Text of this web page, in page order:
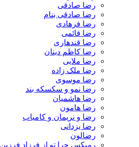
رضا صادقی
رضا صادقی بنام
رضا فرهادی
رضا قائمی
رضا قندهاری
رضا کاظم دینان
رضا ملایی
رضا ملک زاده
رضا موسوی
رضا نمو و سکسکه بند
رضا هاشمیان
رضا هامون
رضا و نریمان و کامیاب
رضا یزدانی
رضالون
رمیکس چرا تو از فرزاد فرزین